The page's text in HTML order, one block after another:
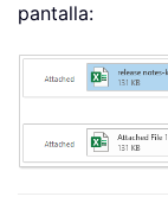
pantalla: